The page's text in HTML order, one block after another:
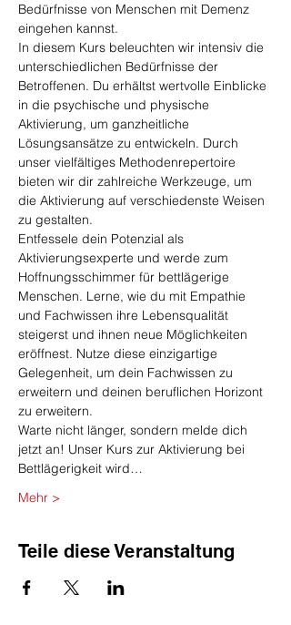
Bedürfnisse von Menschen mit Demenz
eingehen kannst.
In diesem Kurs beleuchten wir intensiv die
unterschiedlichen Bedürfnisse der
Betroffenen. Du erhältst wertvolle Einblicke
in die psychische und physische
Aktivierung, um ganzheitliche
Lösungsansätze zu entwickeln. Durch
unser vielfältiges Methodenrepertoire
bieten wir dir zahlreiche Werkzeuge, um
die Aktivierung auf verschiedenste Weisen
zu gestalten.
Entfessele dein Potenzial als
Aktivierungsexperte und werde zum
Hoffnungsschimmer für bettlägerige
Menschen. Lerne, wie du mit Empathie
und Fachwissen ihre Lebensqualität
steigerst und ihnen neue Möglichkeiten
eröffnest. Nutze diese einzigartige
Gelegenheit, um dein Fachwissen zu
erweitern und deinen beruflichen Horizont
zu erweitern.
Warte nicht länger, sondern melde dich
jetzt an! Unser Kurs zur Aktivierung bei
Bettlägerigkeit wird…
Mehr >
Teile diese Veranstaltung